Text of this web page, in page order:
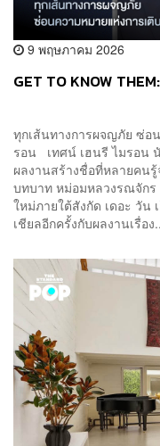
9 พฤษภาคม 2026
GET TO KNOW
ทุกเส้นทางการผจญภัย ซ่อ
รอน เทศน์ เฮนรี ไมรอน
ผลงานสร้างชื่อที่หลายคน
บทบาท หม่อมหลวงรณจักร
ใหม่ภายใต้สังกัด เดอะ วัน
เชียลอีกครั้งกับผลงานเรื่อง